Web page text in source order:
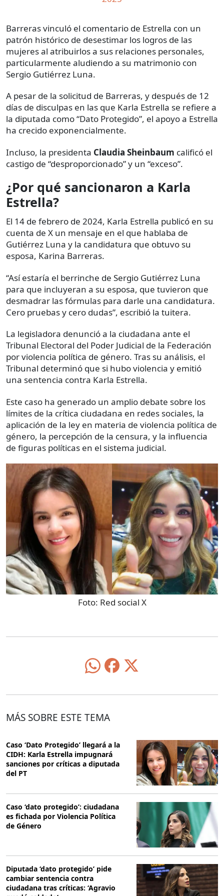
Barreras vinculó el comentario de Estrella con un
patrón histórico de desestimar los logros de las
mujeres al atribuirlos a sus relaciones personales,
particularmente aludiendo a su matrimonio con
Sergio Gutiérrez Luna.
A pesar de la solicitud de Barreras, y después de 12
días de disculpas en las que Karla Estrella se refiere a
la diputada como “Dato Protegido”, el apoyo a Estrella
ha crecido exponencialmente.
Incluso, la presidenta Claudia Sheinbaum calificó el
castigo de “desproporcionado” y un “exceso”.
¿Por qué sancionaron a Karla
Estrella?
El 14 de febrero de 2024, Karla Estrella publicó en su
cuenta de X un mensaje en el que hablaba de
Gutiérrez Luna y la candidatura que obtuvo su
esposa, Karina Barreras.
“Así estaría el berrinche de Sergio Gutiérrez Luna
para que incluyeran a su esposa, que tuvieron que
desmadrar las fórmulas para darle una candidatura.
Cero pruebas y cero dudas”, escribió la tuitera.
La legisladora denunció a la ciudadana ante el
Tribunal Electoral del Poder Judicial de la Federación
por violencia política de género. Tras su análisis, el
Tribunal determinó que si hubo violencia y emitió
una sentencia contra Karla Estrella.
Este caso ha generado un amplio debate sobre los
límites de la crítica ciudadana en redes sociales, la
aplicación de la ley en materia de violencia política de
género, la percepción de la censura, y la influencia
de figuras políticas en el sistema judicial.
Foto: Red social X
MÁS SOBRE ESTE TEMA
Caso ‘Dato Protegido’ llegará a la
CIDH: Karla Estrella impugnará
sanciones por críticas a diputada
del PT
Caso ‘dato protegido’: ciudadana
es fichada por Violencia Política
de Género
Diputada ‘dato protegido’ pide
cambiar sentencia contra
ciudadana tras críticas: ‘Agravio